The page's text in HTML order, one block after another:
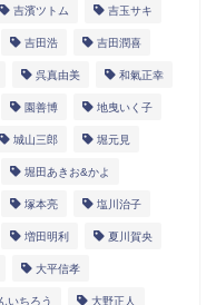
吉濱ツトム 吉玉サキ
吉田浩 吉田潤喜
呉真由美 和氣正幸
園善博 地曳いく子
城山三郎 堀元見
堀田あきお&かよ
塚本亮 塩川治子
増田明利 夏川賀央
大平信孝
いちろう 大野正人